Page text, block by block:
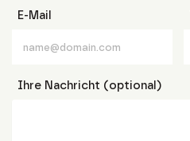
E-Mail
Ihre Nachricht (optional)